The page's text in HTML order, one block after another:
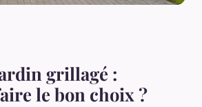
grillagé :
le bon choix ?